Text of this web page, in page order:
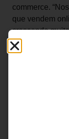
commerce.
que vendem
crescendo
A empresa
em tecnologias
De acordo
Comércio
pedidos
lojas online até